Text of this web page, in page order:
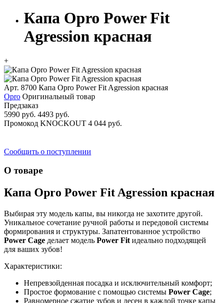
Капа Opro Power Fit
Agression красная
+
Арт. 8700 Капа Opro Power Fit Agression красная
Opro Оригинальный товар
Предзаказ
5990 руб. 4493 руб.
Промокод KNOCKOUT 4 044 руб.
Сообщить о поступлении
О товаре
Капа Opro Power Fit Agression красная
Выбирая эту модель капы, вы никогда не захотите другой.
Уникальное сочетание ручной работы и передовой системы
формирования и структуры. Запатентованное устройство
Power Cage делает модель Power Fit идеально подходящей
для ваших зубов!
Характеристики:
Непревзойденная посадка и исключительный комфорт;
Простое формование с помощью системы Power Cage;
Равномерное сжатие зубов и десен в каждой точке капы